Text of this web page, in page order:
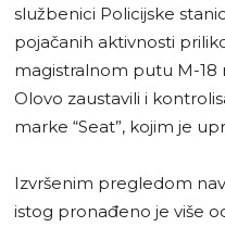
službenici Policijske
pojačanih aktivnosti
magistralnom putu M-18
Olovo zaustavili i
marke “Seat”, kojim je
Izvršenim pregledom
istog pronađeno je više